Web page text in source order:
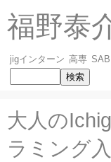
福野泰
jigインターン 高専
大人の
ラミング